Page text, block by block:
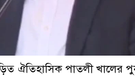
ঐতিহাসিক পাতলী খালের